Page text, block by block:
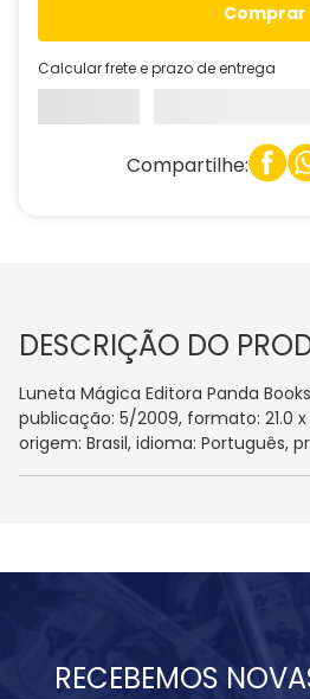
comprar
Calcular frete e prazo de entrega
Compartilhe:
DESCRIÇÃO DO
Luneta Mágica Editora Panda
publicação: 5/2009, formato: 21.0
origem: Brasil, idioma: Português,
RECEBEMOS